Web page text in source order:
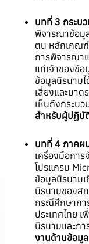
บทที่ 3 กระบ
พิจารณาข้อมู
ตน หลักเกณ
การพิจารณาแ
แก่เจ้าของข้
ข้อมูลนิรนามไ
เสี่ยงและมาต
เห็นถึงกระบ
สำหรับผู้ปฏิบั
บทที่ 4 ภาคผ
เครื่องมือกา
โปรแกรม
ข้อมูลนิรนาม
นิรนามของส
กรณีศึกษากา
ประเทศไทย
นิรนามและกา
งานด้านข้อมูล